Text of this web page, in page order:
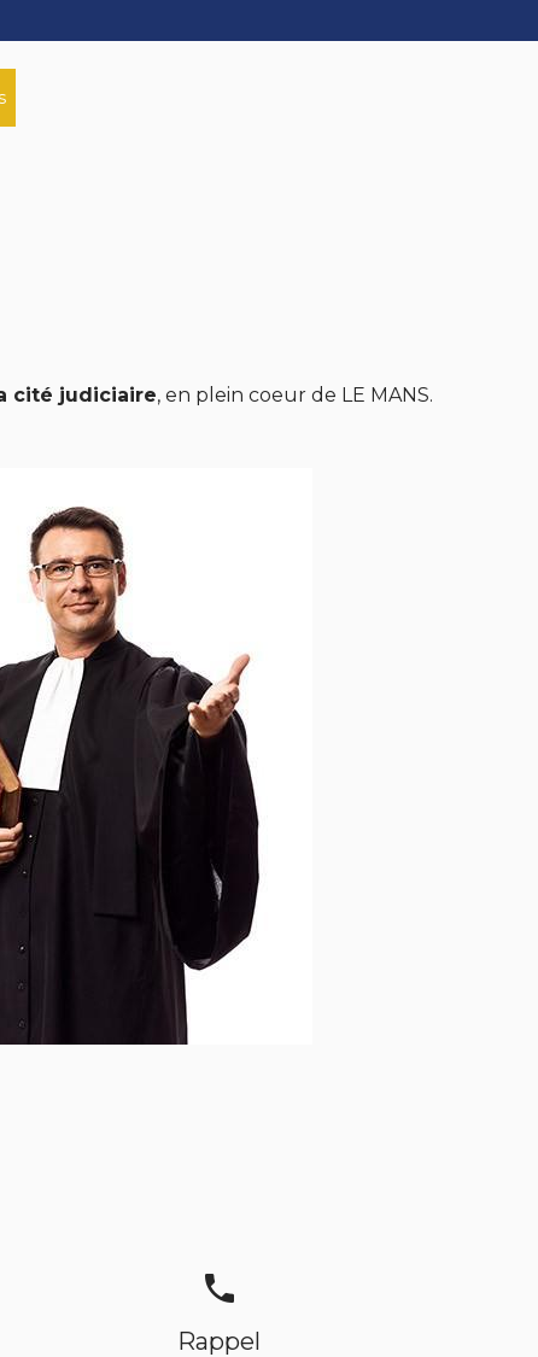
cité judiciaire, en plein coeur de LE MANS.
phone
Rappel